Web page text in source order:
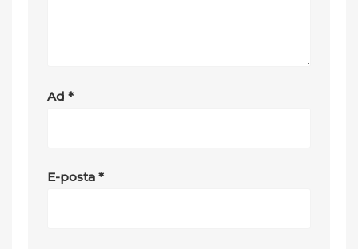
Ad*
E-posta*